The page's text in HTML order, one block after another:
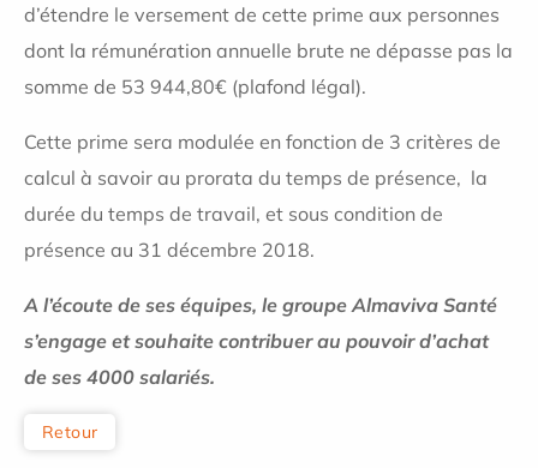
d’étendre le versement de cette prime aux personnes
dont la rémunération annuelle brute ne dépasse pas la
somme de 53 944,80€ (plafond légal).
Cette prime sera modulée en fonction de 3 critères de
calcul à savoir au prorata du temps de présence, la
durée du temps de travail, et sous condition de
présence au 31 décembre 2018.
A l’écoute de ses équipes, le groupe Almaviva Santé
s’engage et souhaite contribuer au pouvoir d’achat
de ses 4000 salariés.
Retour